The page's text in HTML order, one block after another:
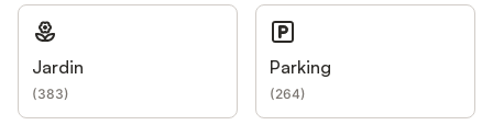
Jardin
(383)
Parking
(264)